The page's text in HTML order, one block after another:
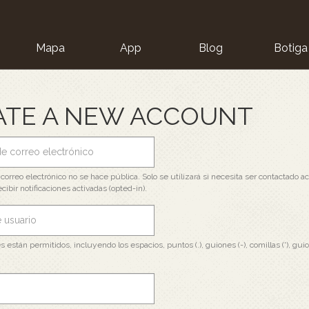
Mapa App Blog Botiga
A NEW ACCOUNT
electrónico no se hace pública. Solo se utilizará si necesita ser contactado
notificaciones activadas (opted-in).
están permitidos, incluyendo los espacios, puntos (.), guiones (-), comillas ('),